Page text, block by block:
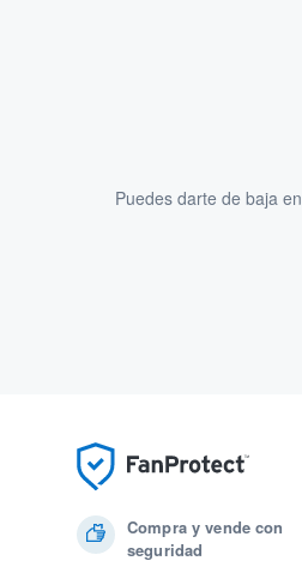
Puedes darte de baja
Compra y vende con
seguridad